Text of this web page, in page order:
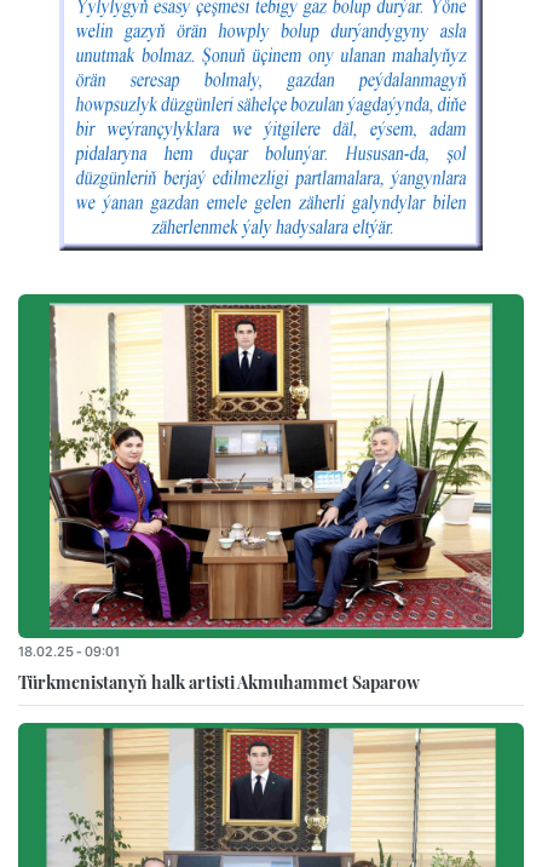
18.02.25 - 09:01
Türkmenistanyň halk artisti Akmuhammet Saparow